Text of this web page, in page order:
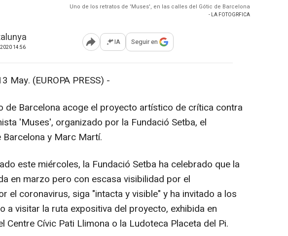
Uno de los retratos de 'Muses', en las calles del Gótic de Barcelona
- LA FOTOGRFICA
14:56 Abrir opciones para compartir
IA Seguir en
May. (EUROPA PRESS) -
de Barcelona acoge el proyecto artístico de crítica contra
'Muses', organizado por la Fundació Setba, el
y Marc Martí.
este miércoles, la Fundació Setba ha celebrado que la
en marzo pero con escasa visibilidad por el
el coronavirus, siga "intacta y visible" y ha invitado a los
a visitar la ruta expositiva del proyecto, exhibida en
Centre Cívic Pati Llimona o la Ludoteca Placeta del Pi.